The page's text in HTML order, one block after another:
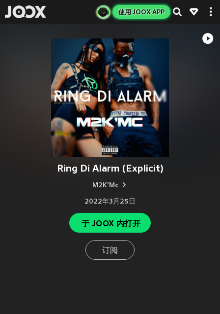
使用 JOOX APP
Ring Di Alarm (Explicit)
M2K'Mc
2022年3月25日
于 JOOX 内打开
订阅